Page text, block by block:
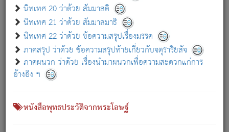
นิทเทศ 20 ว่าด้วย สัมมาสติ
นิทเทศ 21 ว่าด้วย สัมมาสมาธิ
นิทเทศ 22 ว่าด้วย ข้อความสรุปเรื่องมรรค
ภาคสรุป ว่าด้วย ข้อความสรุปท้ายเกี่ยวกับจตุราริยสัจ
ภาคผนวก ว่าด้วย เรื่องนำมาผนวกเพื่อความสะดวกแก่การ
อ้างอิง ฯ
หนังสือพุทธประวัติจากพระโอษฐ์